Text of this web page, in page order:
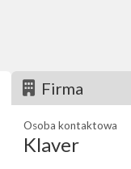
Firma
Osoba kontaktowa
Klaver